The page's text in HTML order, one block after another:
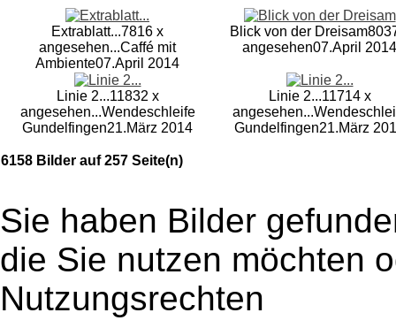
Extrablatt...7816 x
angesehen...Caffé mit
Ambiente07.April 2014
Blick von der Dreisam
angesehen07.April 2014
Linie 2...11832 x
angesehen...Wendeschleife
Gundelfingen21.März 2014
Linie 2...11714 x
angesehen
Gundelfingen21.März
6158 Bilder auf 257 Seite(n)
Sie haben Bilder
die Sie nutzen möchten
Nutzungsrechten